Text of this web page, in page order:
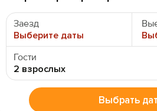
Заезд
Выберите даты
Гости
2 взрослых
Выбрать